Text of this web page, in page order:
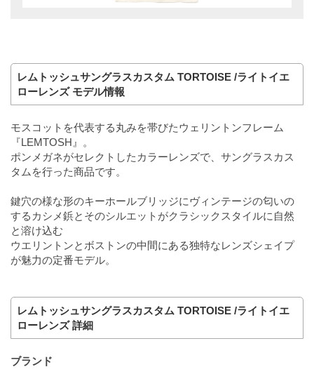
レムトッシュサングラスカスタム TORTOISE /ライトイエ
ローレンズ モデル情報
モスコットを代表する丸みを帯びたウェリントンフレーム
『LEMTOSH』。
ポンメガネがセレクトしたカラーレンズで、サングラスカス
タムを行った商品です。
鍵穴の様な形のキーホールブリッジにヴィンテージの匂いの
するカシメ鋲とそのシルエットがクラシックスタイルに自然
と溶け込む
ウエリントンとボストンの中間にある独特なレンズシェイプ
が魅力の定番モデル。
レムトッシュサングラスカスタム TORTOISE /ライトイエ
ローレンズ 詳細
ブランド